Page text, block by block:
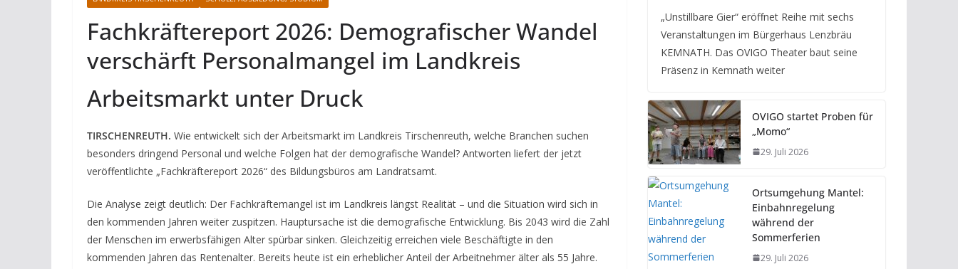
Fachkräftereport 2026: Demografischer Wandel
verschärft Personalmangel im Landkreis
Arbeitsmarkt unter Druck
TIRSCHENREUTH. Wie entwickelt sich der Arbeitsmarkt im Landkreis Tirschenreuth, welche Branchen suchen
besonders dringend Personal und welche Folgen hat der demografische Wandel? Antworten liefert der jetzt
veröffentlichte „Fachkräftereport 2026“ des Bildungsbüros am Landratsamt.
Die Analyse zeigt deutlich: Der Fachkräftemangel ist im Landkreis längst Realität – und die Situation wird sich in
den kommenden Jahren weiter zuspitzen. Hauptursache ist die demografische Entwicklung. Bis 2043 wird die Zahl
der Menschen im erwerbsfähigen Alter spürbar sinken. Gleichzeitig erreichen viele Beschäftigte in den
kommenden Jahren das Rentenalter. Bereits heute ist ein erheblicher Anteil der Arbeitnehmer älter als 55 Jahre.
„Unstillbare Gier“ eröffnet Reihe mit sechs
Veranstaltungen im Bürgerhaus Lenzbräu
KEMNATH. Das OVIGO Theater baut seine
Präsenz in Kemnath weiter
OVIGO startet Proben für
„Momo“
29. Juli 2026
Ortsumgehung Mantel:
Einbahnregelung
während der
Sommerferien
29. Juli 2026